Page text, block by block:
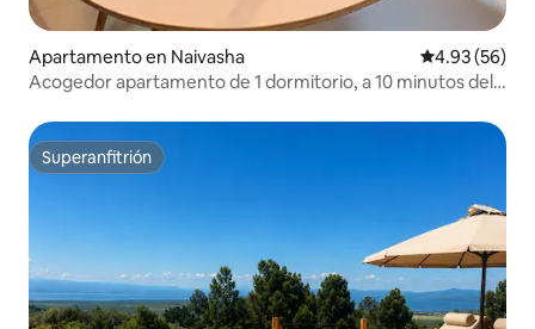
Apartamento en Naivasha Calificación
4.93 (56)
Acogedor apartamento de 1 dormitorio, a 10 minutos del
Superanfitrión
Superanfitrión